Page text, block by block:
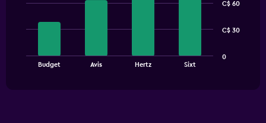
chartBudget Avis Hertz Sixt
0
C$ 30
C$ 60